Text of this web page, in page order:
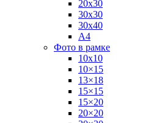
20х30
30х30
30х40
А4
Фото в рамке
10х10
10×15
13×18
15×15
15×20
20×20